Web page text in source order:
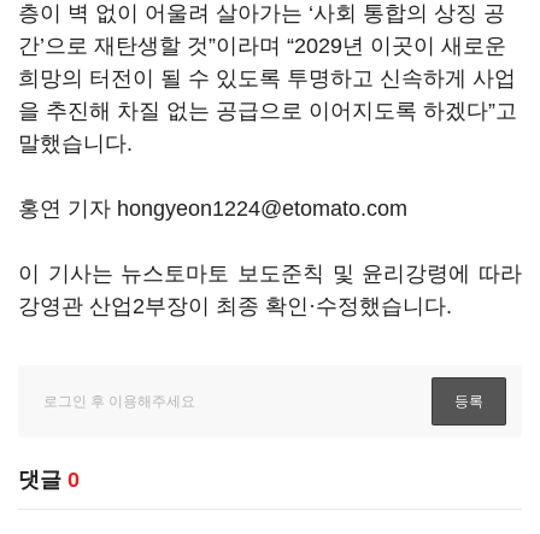
층이 벽 없이 어울려 살아가는 ‘사회 통합의 상징 공
간’으로 재탄생할 것”이라며 “2029년 이곳이 새로운
희망의 터전이 될 수 있도록 투명하고 신속하게 사업
을 추진해 차질 없는 공급으로 이어지도록 하겠다”고
말했습니다.
홍연 기자 hongyeon1224@etomato.com
이 기사는 뉴스토마토 보도준칙 및 윤리강령에 따라
강영관 산업2부장이 최종 확인·수정했습니다.
댓글 0